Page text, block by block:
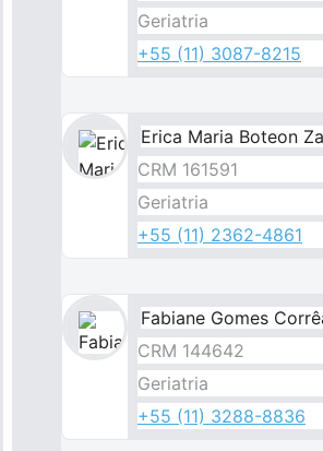
Geriatria
+55 (11) 3087-8215
Imagem Erica Maria Boteon
CRM 161591
Geriatria
+55 (11) 2362-4861
Imagem Fabiane Gomes
CRM 144642
Geriatria
+55 (11) 3288-8836